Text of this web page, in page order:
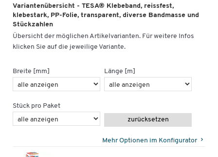
Variantenübersicht - TESA® Klebeband, reissfest,
klebestark, PP-Folie, transparent, diverse Bandmasse und
Stückzahlen
Übersicht der möglichen Artikelvarianten. Für weitere Infos
klicken Sie auf die jeweilige Variante.
Breite [mm] Länge [m]
Stück pro Paket
zurücksetzen
Mehr Optionen im Konfigurator